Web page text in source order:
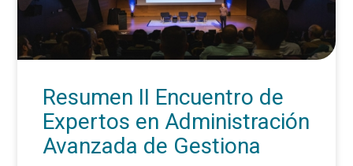
Resumen II Encuentro de
Expertos en Administración
Avanzada de Gestiona